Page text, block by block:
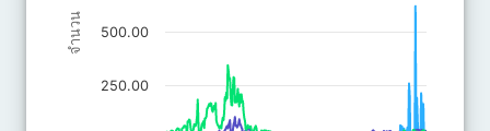
จำนวน
250.00
500.00